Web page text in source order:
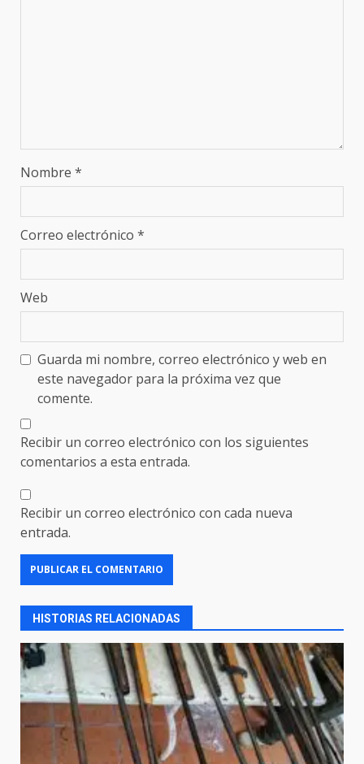
Nombre *
Correo electrónico *
Web
Guarda mi nombre, correo electrónico y web en
este navegador para la próxima vez que
comente.
Recibir un correo electrónico con los siguientes
comentarios a esta entrada.
Recibir un correo electrónico con cada nueva
entrada.
HISTORIAS RELACIONADAS